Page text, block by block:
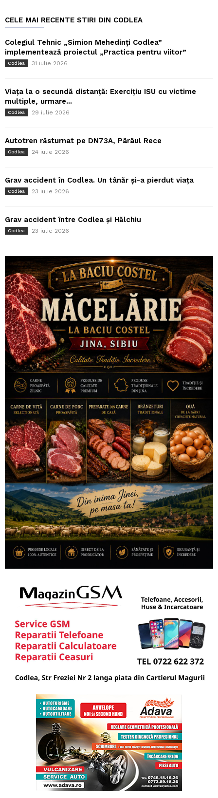
CELE MAI RECENTE STIRI DIN CODLEA
Colegiul Tehnic „Simion Mehedinți Codlea”
implementează proiectul „Practica pentru viitor”
Codlea 31 iulie 2026
Viața la o secundă distanță: Exercițiu ISU cu victime
multiple, urmare...
Codlea 29 iulie 2026
Autotren răsturnat pe DN73A, Pârâul Rece
Codlea 24 iulie 2026
Grav accident în Codlea. Un tânăr și-a pierdut viața
Codlea 23 iulie 2026
Grav accident între Codlea și Hălchiu
Codlea 23 iulie 2026